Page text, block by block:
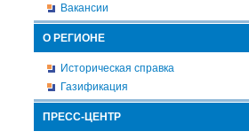
Вакансии
О РЕГИОНЕ
Историческая справка
Газификация
ПРЕСС-ЦЕНТР